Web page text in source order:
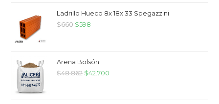
Ladrillo Hueco 8x 18x 33 Spegazzini
$660 $598
Arena Bolsón
$48.862 $42.700